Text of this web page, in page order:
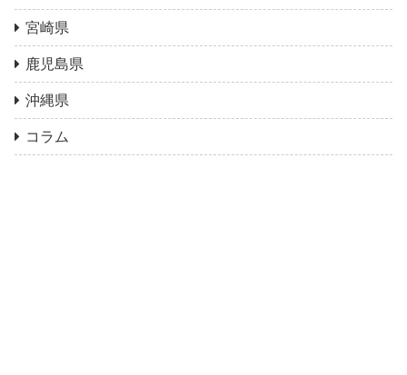
宮崎県
鹿児島県
沖縄県
コラム